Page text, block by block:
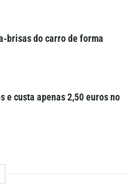
brisas do carro de forma
e custa apenas 2,50 euros no